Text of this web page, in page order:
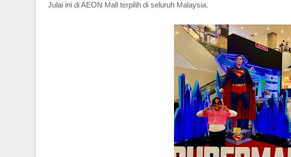
Julai ini di AEON Mall terpilih di seluruh Malaysia.